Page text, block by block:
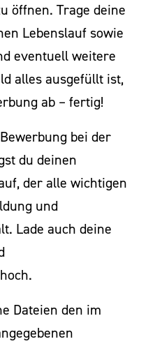
öffnen. Trage deine
Lebenslauf sowie
eventuell weitere
alles ausgefüllt ist,
ab – fertig!
bei der
du deinen
der alle wichtigen
und
Lade auch deine
Dateien den im